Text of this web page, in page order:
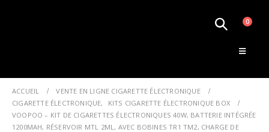
0
ACCUEIL
VENTE EN LIGNE CIGARETTE ÉLECTRONIQUE
CIGARETTE ÉLECTRONIQUE,
KITS CIGARETTE ÉLECTRONIQUE BOX
VOOPOO – KIT DE CIGARETTES ÉLECTRONIQUES 40W, BATTERIE INTÉGRÉE
1200MAH, RÉSERVOIR MTL 2ML, AVEC BOBINES TR1 TM2, CHARGE DE